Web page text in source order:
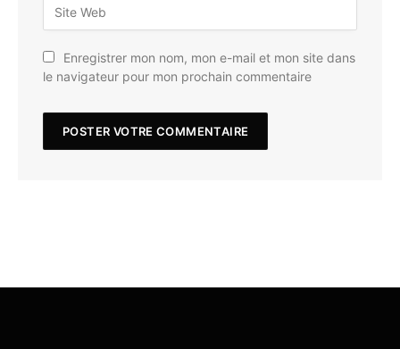
Enregistrer mon nom, mon e-mail et mon site dans
le navigateur pour mon prochain commentaire